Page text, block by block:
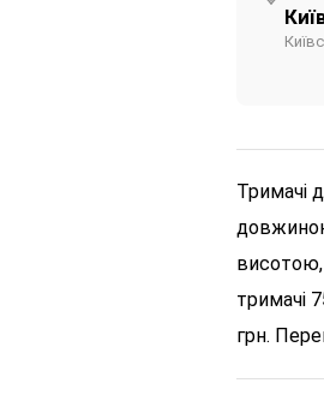
Тримачі
тримачі
грн.